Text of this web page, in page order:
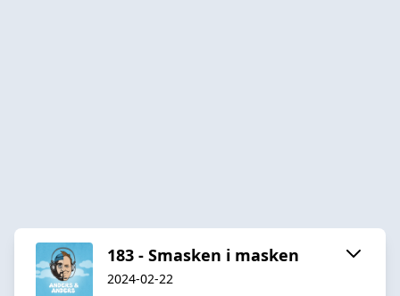
183 - Smasken i masken
2024-02-22